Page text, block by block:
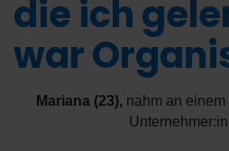
die ich
war
Mariana (23), nahm an